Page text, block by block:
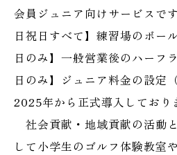
会員ジュニア向けサービスで
日祝日すべて】練習場のボー
日のみ】一般営業後のハーフ
日のみ】ジュニア料金の設定
2025年から正式導入しており
社会貢献・地域貢献の活動
して小学生のゴルフ体験教室